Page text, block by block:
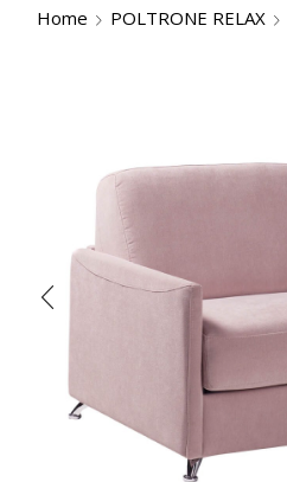
Home POLTRONE RELAX